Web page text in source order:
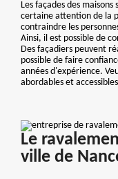
Les façades des
certaine attention de la
contraindre les
Ainsi, il est possible de
Des façadiers peuvent
possible de faire
années d'expérience.
abordables et
Le
ville de